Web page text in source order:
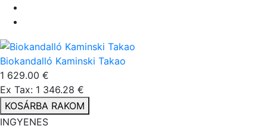
Biokandalló Kaminski Takao
1 629.00 €
Ex Tax: 1 346.28 €
KOSÁRBA RAKOM
INGYENES